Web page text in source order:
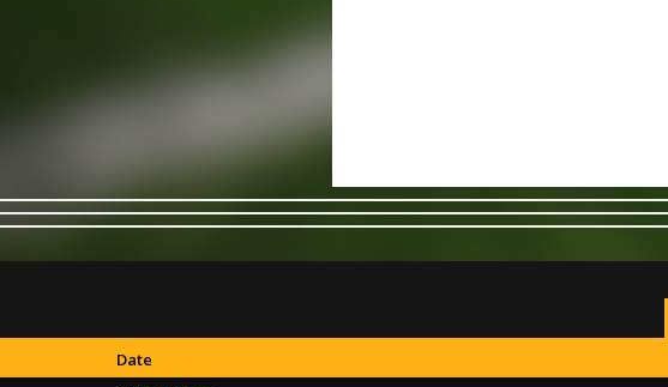
Date